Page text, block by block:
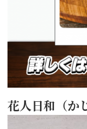
花人日和（か